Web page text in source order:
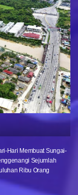
Hari Membuat Sungai-
Sejumlah
Ribu Orang